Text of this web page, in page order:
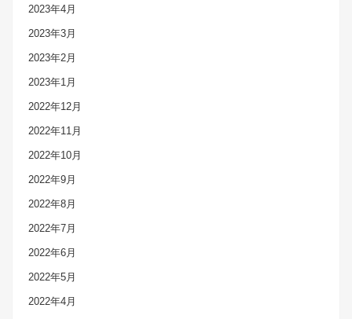
2023年4月
2023年3月
2023年2月
2023年1月
2022年12月
2022年11月
2022年10月
2022年9月
2022年8月
2022年7月
2022年6月
2022年5月
2022年4月